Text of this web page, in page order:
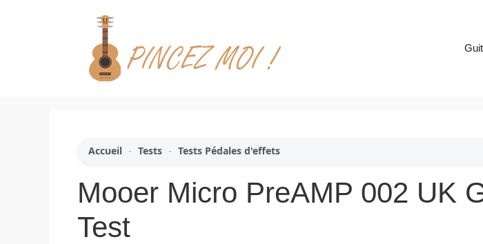
Accueil - Tests - Tests Pédales d'effets
Mooer Micro PreAMP 002 UK
Test